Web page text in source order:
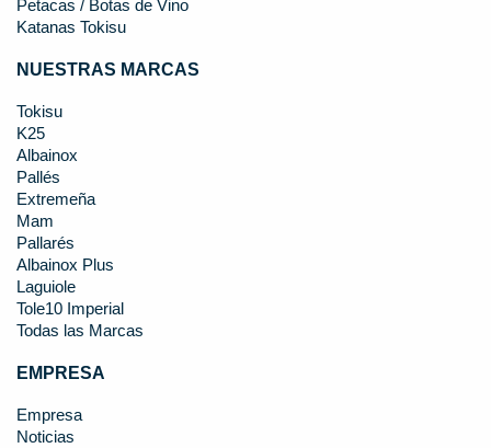
Petacas / Botas de Vino
Katanas Tokisu
NUESTRAS MARCAS
Tokisu
K25
Albainox
Pallés
Extremeña
Mam
Pallarés
Albainox Plus
Laguiole
Tole10 Imperial
Todas las Marcas
EMPRESA
Empresa
Noticias